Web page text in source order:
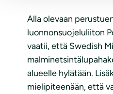
Alla olevaan
luonnonsuojeluliiton
vaatii, että Swedish
alueelle hylätään.
mielipiteenään, että